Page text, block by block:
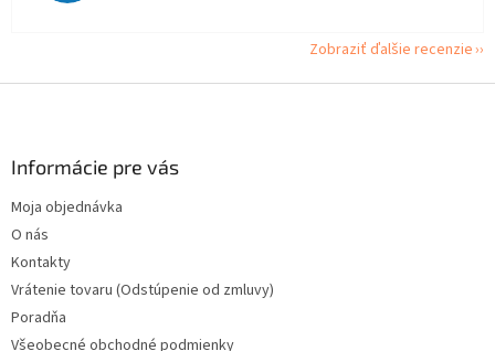
Zobraziť ďalšie recenzie
Informácie pre vás
Moja objednávka
O nás
Kontakty
Vrátenie tovaru (Odstúpenie od zmluvy)
Poradňa
Všeobecné obchodné podmienky